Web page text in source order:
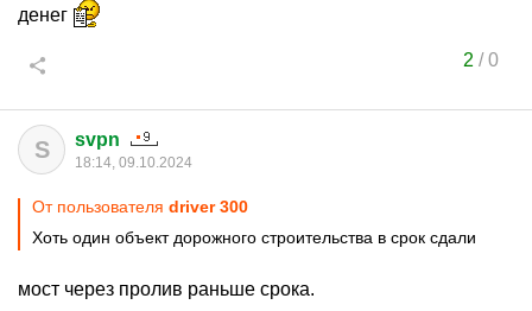
денег
2 /0
S svpn
18:14, 09.10.2024
От пользователя driver 300
Хоть один объект дорожного строительства в срок сдали
мост через пролив раньше срока.